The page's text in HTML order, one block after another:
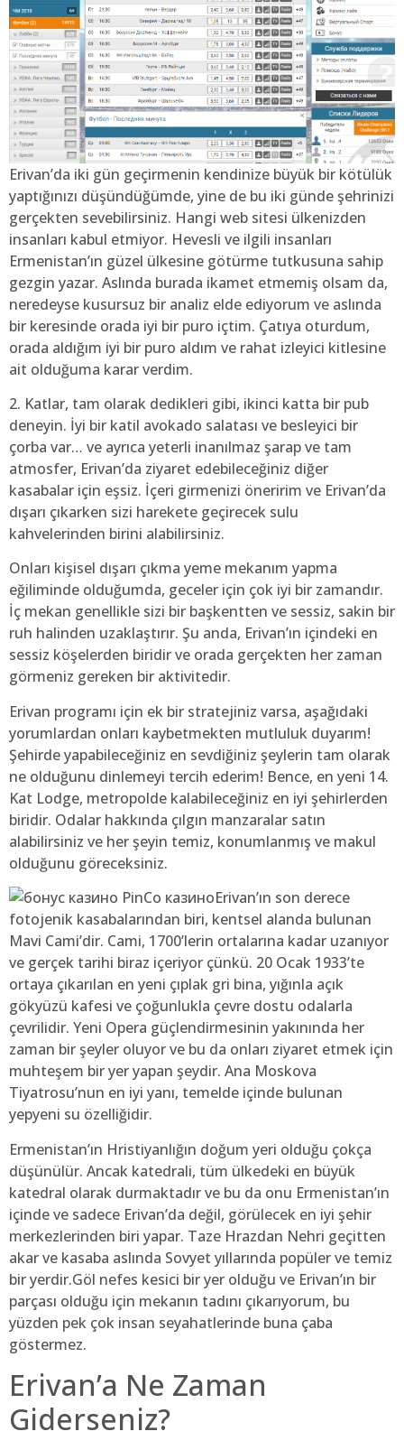
Erivan’da iki gün geçirmenin kendinize büyük bir kötülük
yaptığınızı düşündüğümde, yine de bu iki günde şehrinizi
gerçekten sevebilirsiniz. Hangi web sitesi ülkenizden
insanları kabul etmiyor. Hevesli ve ilgili insanları
Ermenistan’ın güzel ülkesine götürme tutkusuna sahip
gezgin yazar. Aslında burada ikamet etmemiş olsam da,
neredeyse kusursuz bir analiz elde ediyorum ve aslında
bir keresinde orada iyi bir puro içtim. Çatıya oturdum,
orada aldığım iyi bir puro aldım ve rahat izleyici kitlesine
ait olduğuma karar verdim.
2. Katlar, tam olarak dedikleri gibi, ikinci katta bir pub
deneyin. İyi bir katil avokado salatası ve besleyici bir
çorba var… ve ayrıca yeterli inanılmaz şarap ve tam
atmosfer, Erivan’da ziyaret edebileceğiniz diğer
kasabalar için eşsiz. İçeri girmenizi öneririm ve Erivan’da
dışarı çıkarken sizi harekete geçirecek sulu
kahvelerinden birini alabilirsiniz.
Onları kişisel dışarı çıkma yeme mekanım yapma
eğiliminde olduğumda, geceler için çok iyi bir zamandır.
İç mekan genellikle sizi bir başkentten ve sessiz, sakin bir
ruh halinden uzaklaştırır. Şu anda, Erivan’ın içindeki en
sessiz köşelerden biridir ve orada gerçekten her zaman
görmeniz gereken bir aktivitedir.
Erivan programı için ek bir stratejiniz varsa, aşağıdaki
yorumlardan onları kaybetmekten mutluluk duyarım!
Şehirde yapabileceğiniz en sevdiğiniz şeylerin tam olarak
ne olduğunu dinlemeyi tercih ederim! Bence, en yeni 14.
Kat Lodge, metropolde kalabileceğiniz en iyi şehirlerden
biridir. Odalar hakkında çılgın manzaralar satın
alabilirsiniz ve her şeyin temiz, konumlanmış ve makul
olduğunu göreceksiniz.
Erivan’ın son derece
fotojenik kasabalarından biri, kentsel alanda bulunan
Mavi Cami’dir. Cami, 1700’lerin ortalarına kadar uzanıyor
ve gerçek tarihi biraz içeriyor çünkü. 20 Ocak 1933’te
ortaya çıkarılan en yeni çıplak gri bina, yığınla açık
gökyüzü kafesi ve çoğunlukla çevre dostu odalarla
çevrilidir. Yeni Opera güçlendirmesinin yakınında her
zaman bir şeyler oluyor ve bu da onları ziyaret etmek için
muhteşem bir yer yapan şeydir. Ana Moskova
Tiyatrosu’nun en iyi yanı, temelde içinde bulunan
yepyeni su özelliğidir.
Ermenistan’ın Hristiyanlığın doğum yeri olduğu çokça
düşünülür. Ancak katedrali, tüm ülkedeki en büyük
katedral olarak durmaktadır ve bu da onu Ermenistan’ın
içinde ve sadece Erivan’da değil, görülecek en iyi şehir
merkezlerinden biri yapar. Taze Hrazdan Nehri geçitten
akar ve kasaba aslında Sovyet yıllarında popüler ve temiz
bir yerdir.Göl nefes kesici bir yer olduğu ve Erivan’ın bir
parçası olduğu için mekanın tadını çıkarıyorum, bu
yüzden pek çok insan seyahatlerinde buna çaba
göstermez.
Erivan’a Ne Zaman
Giderseniz?